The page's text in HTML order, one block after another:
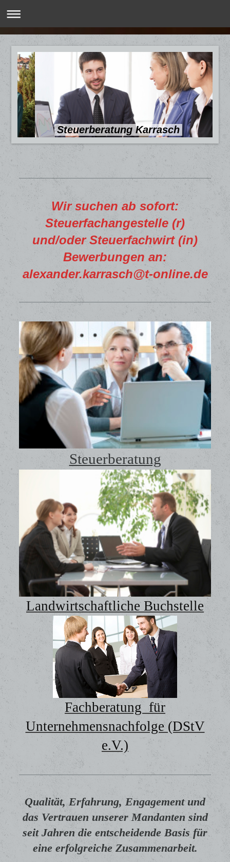
Steuerberatung Karrasch
Wir suchen ab sofort:
Steuerfachangestelle (r)
und/oder Steuerfachwirt (in)
Bewerbungen an:
alexander.karrasch@t-online.de
Steuerberatung
Landwirtschaftliche Buchstelle
Fachberatung für
Unternehmensnachfolge (DStV
e.V.)
Qualität, Erfahrung, Engagement und
das Vertrauen unserer Mandanten sind
seit Jahren die entscheidende Basis für
eine erfolgreiche Zusammenarbeit.